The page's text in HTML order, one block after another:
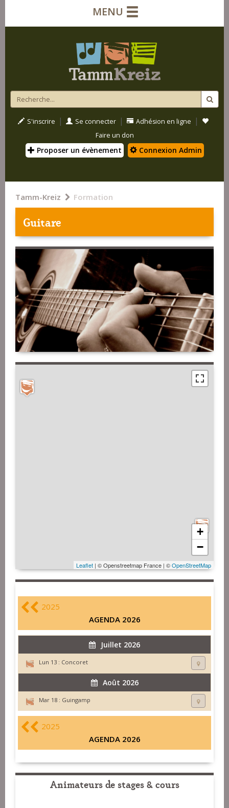
MENU
S'inscrire | Se connecter | Adhésion en ligne |
Faire un don
Proposer un évènement Connexion Admin
Tamm-Kreiz Formation
Guitare
+
−
Leaflet | © Openstreetmap France | ©OpenStreetMap
2025
AGENDA 2026
Juillet 2026
Lun 13 : Concoret
Août 2026
Mar 18 : Guingamp
2025
AGENDA 2026
Animateurs de stages & cours